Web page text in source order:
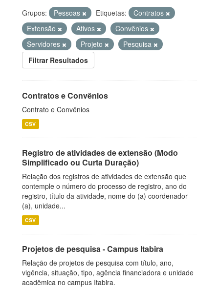
Grupos: Pessoas Etiquetas:
Contratos
Extensão
Ativos
Convênios
Servidores
Projeto
Pesquisa
Filtrar Resultados
Contratos e Convênios
Contrato e Convênios
CSV
Registro de atividades de extensão (Modo
Simplificado ou Curta Duração)
Relação dos registros de atividades de extensão que
contemple o número do processo de registro, ano do
registro, título da atividade, nome do (a) coordenador
(a), unidade...
CSV
Projetos de pesquisa - Campus Itabira
Relação de projetos de pesquisa com título, ano,
vigência, situação, tipo, agência financiadora e unidade
acadêmica no campus Itabira.